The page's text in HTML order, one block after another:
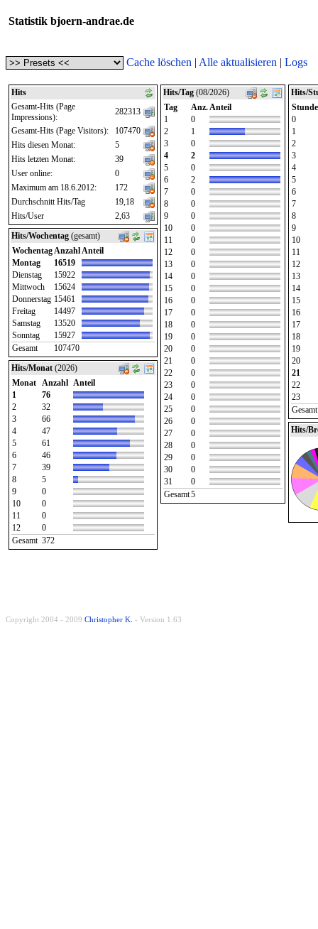
Statistik bjoern-andrae.de
Cache löschen | Alle aktualisieren | Logs
Hits
Gesamt-Hits (Page
Impressions):
282313
Gesamt-Hits (Page Visitors):
107470
Hits diesen Monat:
5
Hits letzten Monat:
39
User online:
0
Maximum am 18.6.2012:
172
Durchschnitt Hits/Tag
19,18
Hits/User
2,63
Hits/Wochentag (gesamt)
Wochentag Anzahl Anteil
Montag
16519
Dienstag
15922
Mittwoch
15624
Donnerstag 15461
Freitag
14497
Samstag
13520
Sonntag
15927
Gesamt
107470
Hits/Monat (2026)
Monat
Anzahl Anteil
1
76
2
32
3
66
4
47
5
61
6
46
7
39
8
5
9
0
10
0
11
0
12
0
Gesamt 372
Hits/Tag (08/2026)
Tag
Anz. Anteil
1
0
2
1
3
0
4
2
5
0
6
2
7
0
8
0
9
0
10
0
11
0
12
0
13
0
14
0
15
0
16
0
17
0
18
0
19
0
20
0
21
0
22
0
23
0
24
0
25
0
26
0
27
0
28
0
29
0
30
0
31
0
Gesamt5
Hits/
Stunde
0
1
2
3
4
5
6
7
8
9
10
11
12
13
14
15
16
17
18
19
20
21
22
23
Gesamt
Hits/
Copyright 2004 - 2009 Christopher K. - Version 1.63